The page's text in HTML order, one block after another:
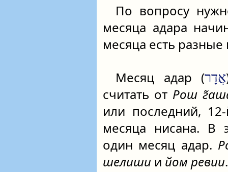
По вопросу
месяца адара
месяца есть
Месяц адар (אֲדָר)
считать от Рош
или последний,
месяца нисана. В
один месяц адар.
шелиши и йом ревии.